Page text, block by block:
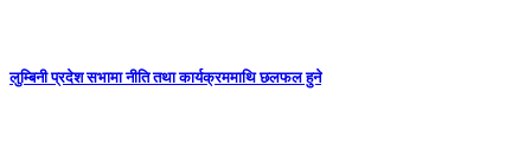
लुम्बिनी प्रदेश सभामा नीति तथा कार्यक्रममाथि छलफल हुने